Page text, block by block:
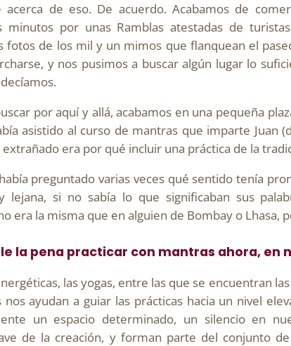
acerca de eso. De acuerdo. Acabamos de
minutos por unas Ramblas atestadas de
fotos de los mil y un mimos que flanquean el
y nos pusimos a buscar algún lugar lo
por aquí y allá, acabamos en una pequeña
asistido al curso de mantras que imparte Juan
era por qué incluir una práctica de la
preguntado varias veces qué sentido tenía
lejana, si no sabía lo que significaban sus
era la misma que en alguien de Bombay o Lhasa,
la pena practicar con mantras ahora, en
las yogas, entre las que se encuentran
ayudan a guiar las prácticas hacia un nivel
un espacio determinado, un silencio en
de la creación, y forman parte del conjunto